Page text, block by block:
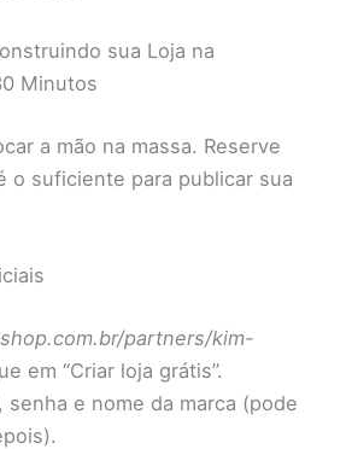
sua Loja na
Minutos
a mão na massa. Reserve
o suficiente para publicar sua
partners/kim-
em “Criar loja grátis”.
senha e nome da marca (pode